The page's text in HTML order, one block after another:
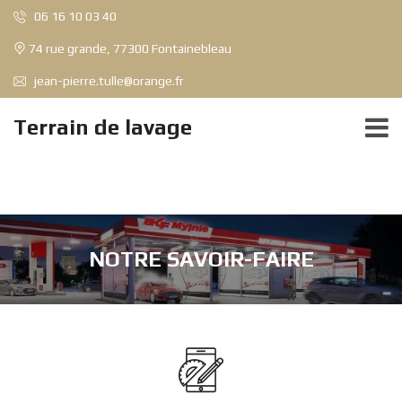
06 16 10 03 40
74 rue grande, 77300 Fontainebleau
jean-pierre.tulle@orange.fr
Terrain de lavage
NOTRE SAVOIR-FAIRE